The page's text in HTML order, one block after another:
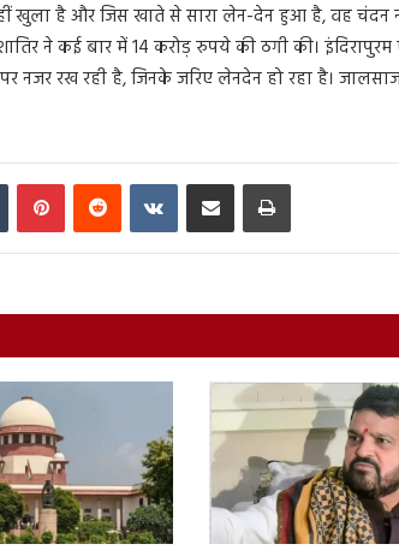
खुला है और जिस खाते से सारा लेन-देन हुआ है, वह
ने कई बार में 14 करोड़ रुपये की ठगी की। इंदिरापुरम
नजर रख रही है, जिनके जरिए लेनदेन हो रहा है।
Tumblr PinterestReddit VKontakteShare via Email Print